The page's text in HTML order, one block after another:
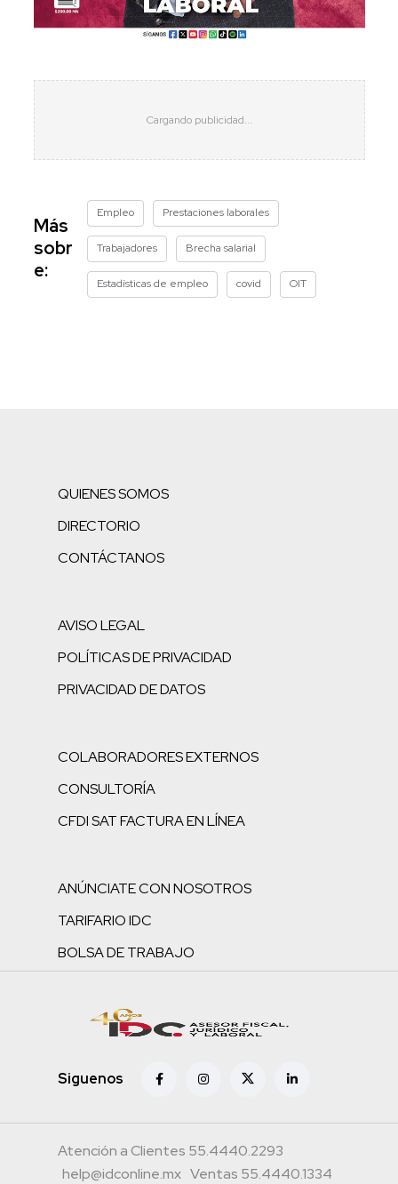
Más
sobr
e:
Empleo Prestaciones laborales
Trabajadores Brecha salarial
Estadísticas de empleo covid OIT
QUIENES SOMOS
DIRECTORIO
CONTÁCTANOS
AVISO LEGAL
POLÍTICAS DE PRIVACIDAD
PRIVACIDAD DE DATOS
COLABORADORES EXTERNOS
CONSULTORÍA
CFDI SAT FACTURA EN LÍNEA
ANÚNCIATE CON NOSOTROS
TARIFARIO IDC
BOLSA DE TRABAJO
Siguenos
Atención a Clientes 55.4440.2293
help@idconline.mx Ventas 55.4440.1334